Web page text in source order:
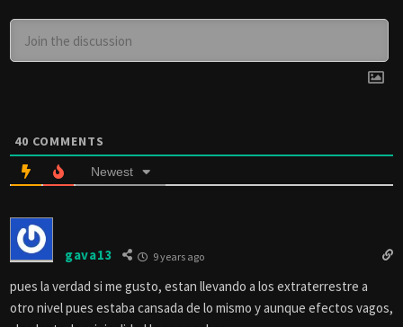
40 COMMENTS
Newest
gava13 9 years ago
pues la verdad si me gusto, estan llevando a los extraterrestre a
otro nivel pues estaba cansada de lo mismo y aunque efectos vagos,